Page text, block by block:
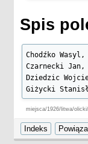
Spis
Chodźko
Czarnecki
Dziedzic
Giżycki
miejsca/1926/litwa/